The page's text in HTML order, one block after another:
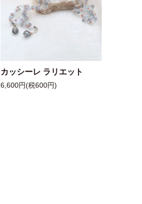
カッシーレ ラリエット
6,600円(税600円)